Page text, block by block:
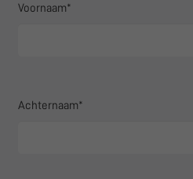
Voornaam*
Achternaam*